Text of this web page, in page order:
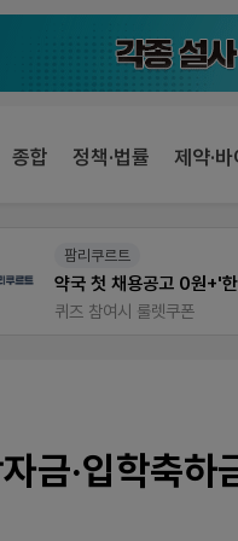
종합 정책·법률 제약·
약사 전용 멤버십몰
편한가 멤버십몰
금·입학축하